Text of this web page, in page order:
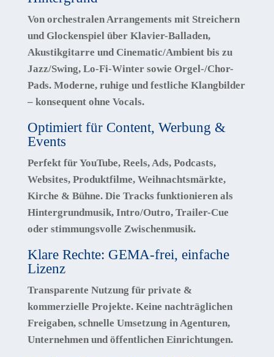
Von orchestralen Arrangements mit Streichern
und Glockenspiel über Klavier-Balladen,
Akustikgitarre und Cinematic/Ambientbis zu
Jazz/Swing, Lo-Fi-Wintersowie Orgel-/Chor-
Pads. Moderne, ruhige und festliche Klangbilder
– konsequent ohne Vocals.
Optimiert für Content, Werbung &
Events
Perfekt für YouTube, Reels, Ads, Podcasts,
Websites, Produktfilme, Weihnachtsmärkte,
Kirche & Bühne. Die Tracks funktionieren als
Hintergrundmusik, Intro/Outro, Trailer-Cue
oder stimmungsvolle Zwischenmusik.
Klare Rechte: GEMA-frei, einfache
Lizenz
Transparente Nutzung für private &
kommerzielle Projekte. Keine nachträglichen
Freigaben, schnelle Umsetzung in Agenturen,
Unternehmen und öffentlichen Einrichtungen.